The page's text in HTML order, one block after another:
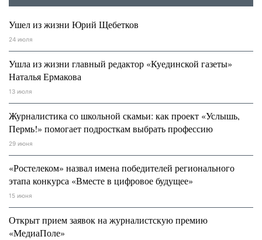
Ушел из жизни Юрий Щебетков
24 июля
Ушла из жизни главный редактор «Куединской газеты»
Наталья Ермакова
13 июля
Журналистика со школьной скамьи: как проект «Услышь,
Пермь!» помогает подросткам выбрать профессию
29 июня
«Ростелеком» назвал имена победителей регионального
этапа конкурса «Вместе в цифровое будущее»
15 июня
Открыт прием заявок на журналистскую премию
«МедиаПоле»